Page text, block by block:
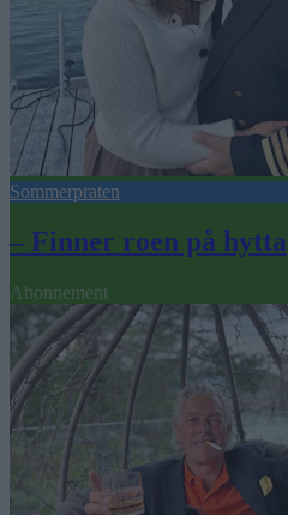
Sommerpraten
– Finner roen på hytta
Abonnement